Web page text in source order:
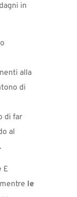
in
alla
di
di far
al
E
le